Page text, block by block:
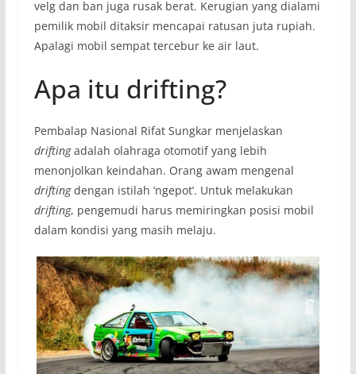
velg dan ban juga rusak berat. Kerugian yang dialami
pemilik mobil ditaksir mencapai ratusan juta rupiah.
Apalagi mobil sempat tercebur ke air laut.
Apa itu drifting?
Pembalap Nasional Rifat Sungkar menjelaskan
driftingadalah olahraga otomotif yang lebih
menonjolkan keindahan. Orang awam mengenal
driftingdengan istilah ‘ngepot’. Untuk melakukan
drifting, pengemudi harus memiringkan posisi mobil
dalam kondisi yang masih melaju.